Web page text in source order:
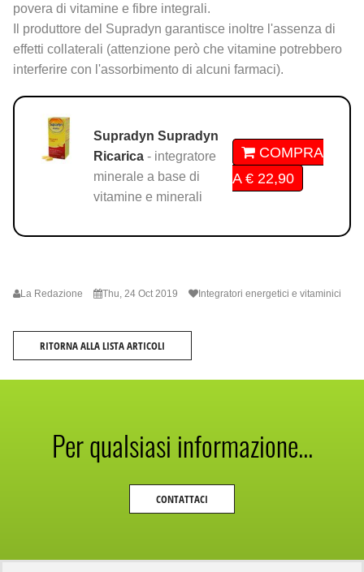
povera di vitamine e fibre integrali.
Il produttore del Supradyn garantisce inoltre l'assenza di
effetti collaterali (attenzione però che vitamine potrebbero
interferire con l'assorbimento di alcuni farmaci).
Supradyn Supradyn
Ricarica - integratore
minerale a base di
vitamine e minerali
COMPRA
A € 22,90
La Redazione Thu, 24 Oct 2019 Integratori energetici e vitaminici
RITORNA ALLA LISTA ARTICOLI
Per qualsiasi informazione...
CONTATTACI